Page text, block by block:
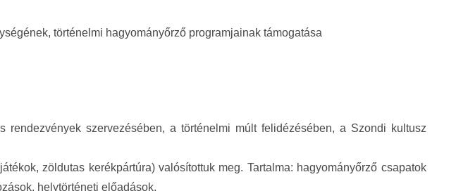
történelmi hagyományőrző programjainak támogatása
szervezésében, a történelmi múlt felidézésében, a Szondi kultusz
zöldutas kerékpártúra) valósítottuk meg. Tartalma: hagyományőrző csapatok
helytörténeti előadások.